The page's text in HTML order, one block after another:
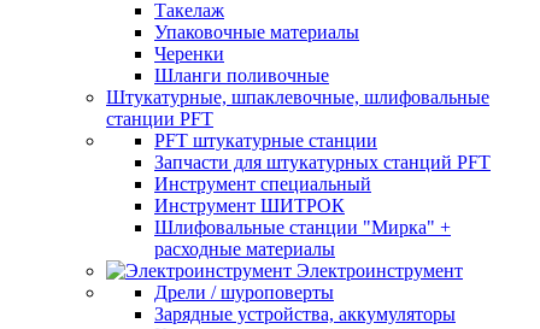
Такелаж
Упаковочные материалы
Черенки
Шланги поливочные
Штукатурные, шпаклевочные, шлифовальные
станции PFT
PFT штукатурные станции
Запчасти для штукатурных станций PFT
Инструмент специальный
Инструмент ШИТРОК
Шлифовальные станции "Мирка" +
расходные материалы
Электроинструмент
Дрели / шуроповерты
Зарядные устройства, аккумуляторы